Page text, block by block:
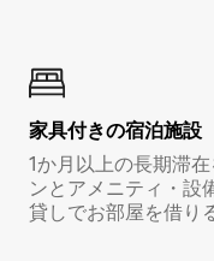
家具付き⁠の宿⁠泊⁠施⁠設
1か月以上の長期滞
ンとアメニティ・設
貸しでお部屋を借り